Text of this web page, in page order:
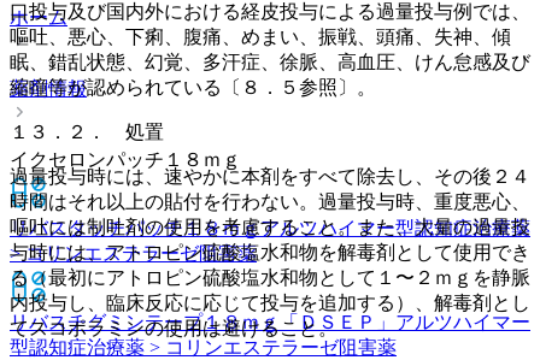
ホーム
薬剤情報
イクセロンパッチ１８ｍｇ
リバスタッチパッチ１８ｍｇアルツハイマー型認知症治療薬
> コリンエステラーゼ阻害薬
リバスチグミンテープ１８ｍｇ「ＤＳＥＰ」 アルツハイマー
型認知症治療薬 > コリンエステラーゼ阻害薬
口投与及び国内外における経皮投与による過量投与例では、
嘔吐、悪心、下痢、腹痛、めまい、振戦、頭痛、失神、傾
眠、錯乱状態、幻覚、多汗症、徐脈、高血圧、けん怠感及び
縮瞳等が認められている〔８．５参照〕。
１３．２． 処置
過量投与時には、速やかに本剤をすべて除去し、その後２４
時間はそれ以上の貼付を行わない。過量投与時、重度悪心、
嘔吐には制吐剤の使用を考慮すること。また、大量の過量投
与時には、アトロピン硫酸塩水和物を解毒剤として使用でき
る（最初にアトロピン硫酸塩水和物として１〜２ｍｇを静脈
内投与し、臨床反応に応じて投与を追加する）、解毒剤とし
てスコポラミンの使用は避けること。